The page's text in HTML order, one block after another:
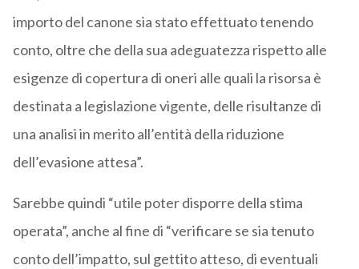
importo del canone sia stato effettuato tenendo
conto, oltre che della sua adeguatezza rispetto alle
esigenze di copertura di oneri alle quali la risorsa è
destinata a legislazione vigente, delle risultanze di
una analisi in merito all’entità della riduzione
dell’evasione attesa”.
Sarebbe quindi “utile poter disporre della stima
operata”, anche al fine di “verificare se sia tenuto
conto dell’impatto, sul gettito atteso, di eventuali